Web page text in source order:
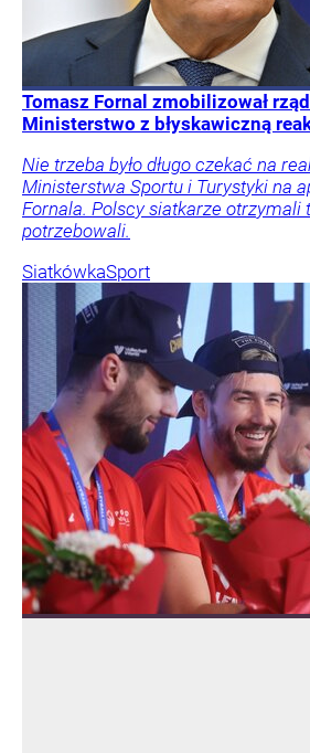
Tomasz Fornal zmobilizował
Ministerstwo z błyskawiczną
Nie trzeba było długo czekać na
Ministerstwa Sportu i Turystyki na
Fornala. Polscy siatkarze otrzymali
potrzebowali.
SiatkówkaSport